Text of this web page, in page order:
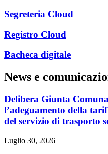
Segreteria Cloud
Registro Cloud
Bacheca digitale
News e
Delibera Giunta
l’adeguamento della
del servizio di trasporto
Luglio 30, 2026